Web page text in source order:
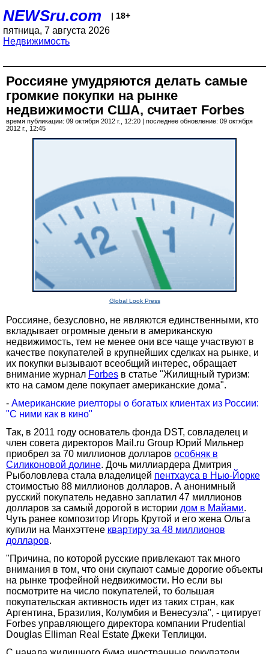
NEWSru.com | 18+
пятница, 7 августа 2026
Недвижимость
Россияне умудряются делать самые
громкие покупки на рынке
недвижимости США, считает Forbes
время публикации: 09 октября 2012 г., 12:20 | последнее обновление: 09 октября
2012 г., 12:45
Global Look Press
Россияне, безусловно, не являются единственными, кто
вкладывает огромные деньги в американскую
недвижимость, тем не менее они все чаще участвуют в
качестве покупателей в крупнейших сделках на рынке, и
их покупки вызывают всеобщий интерес, обращает
внимание журнал Forbes в статье "Жилищный туризм:
кто на самом деле покупает американские дома".
- Американские риелторы о богатых клиентах из России:
"С ними как в кино"
Так, в 2011 году основатель фонда DST, совладелец и
член совета директоров Mail.ru Group Юрий Мильнер
приобрел за 70 миллионов долларов особняк в
Силиконовой долине. Дочь миллиардера Дмитрия
Рыболовлева стала владелицей пентхауса в Нью-Йорке
стоимостью 88 миллионов долларов. А анонимный
русский покупатель недавно заплатил 47 миллионов
долларов за самый дорогой в истории дом в Майами.
Чуть ранее композитор Игорь Крутой и его жена Ольга
купили на Манхэттене квартиру за 48 миллионов
долларов.
"Причина, по которой русские привлекают так много
внимания в том, что они скупают самые дорогие объекты
на рынке трофейной недвижимости. Но если вы
посмотрите на число покупателей, то большая
покупательская активность идет из таких стран, как
Аргентина, Бразилия, Колумбия и Венесуэла", - цитирует
Forbes управляющего директора компании Prudential
Douglas Elliman Real Estate Джеки Теплицки.